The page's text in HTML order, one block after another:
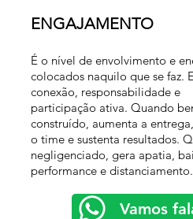
ENGAJAMENTO
É o nível de envolvimento e
colocados naquilo que se faz.
conexão, responsabilidade e
participação ativa. Quando
construído, aumenta a
o time e sustenta resultados.
negligenciado, gera apatia,
performance e distanciamento.
Vamos